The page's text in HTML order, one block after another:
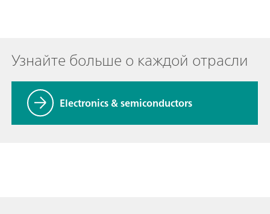
Узнайте больше о каждой отрасли
Electronics & semiconductors